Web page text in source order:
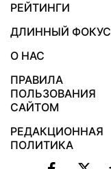
РЕЙТИНГИ
ДЛИННЫЙ ФОКУС
О НАС
ПРАВИЛА
ПОЛЬЗОВАНИЯ
САЙТОМ
РЕДАКЦИОННАЯ
ПОЛИТИКА